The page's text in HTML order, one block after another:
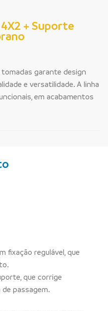
+ Suporte
garante design
e versatilidade. A linha
em acabamentos
fixação regulável, que
que corrige
passagem.